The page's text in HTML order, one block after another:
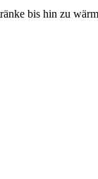
bis hin zu